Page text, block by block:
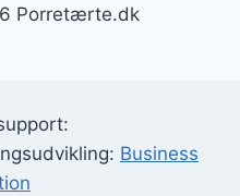
Porretærte.dk
Business